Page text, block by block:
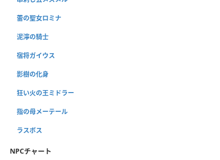
蕾の聖女ロミナ
泥濘の騎士
宿将ガイウス
影樹の化身
狂い火の王ミドラー
指の母メーテール
ラスボス
NPCチャート